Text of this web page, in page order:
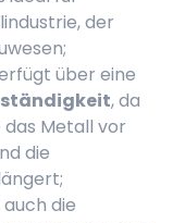
der
über eine
, da
das Metall vor
die
die